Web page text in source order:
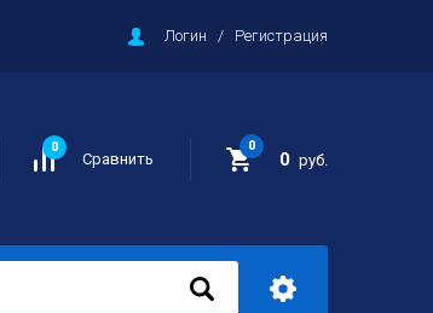
Логин / Регистрация
Сравнить
0 0
0 руб.